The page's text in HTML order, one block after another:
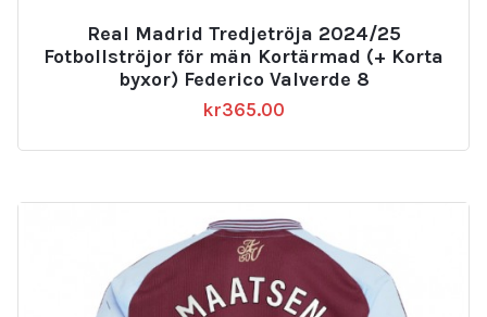
Real Madrid Tredjetröja 2024/25
Fotbollströjor för män Kortärmad (+ Korta
byxor) Federico Valverde 8
kr365.00